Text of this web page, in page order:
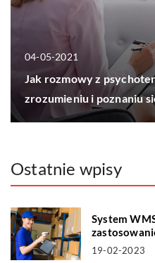
04-05-2021
Jak rozmowy z
zrozumieniu i poznaniu
Ostatnie wpisy
System
19-02-2023